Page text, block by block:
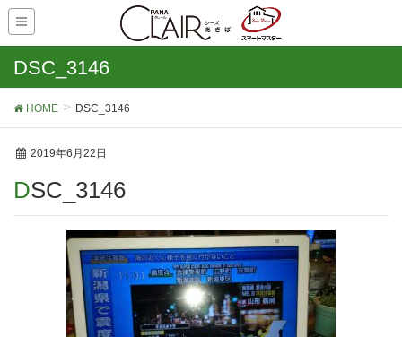
DSC_3146
HOME DSC_3146
2019年6月22日
DSC_3146